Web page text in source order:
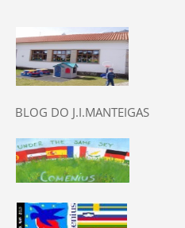
BLOG DO J.I.MANTEIGAS